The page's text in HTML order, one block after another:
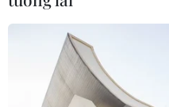
21/07/2026 10:49
Quan hệ đặc biệt Việt
mãi phát triển đi vào